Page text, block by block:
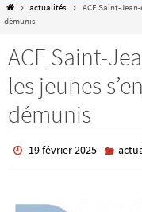
Homeactualités
ACE Saint-
démunis
ACE Saint-
les jeunes
démunis
19 février 2025